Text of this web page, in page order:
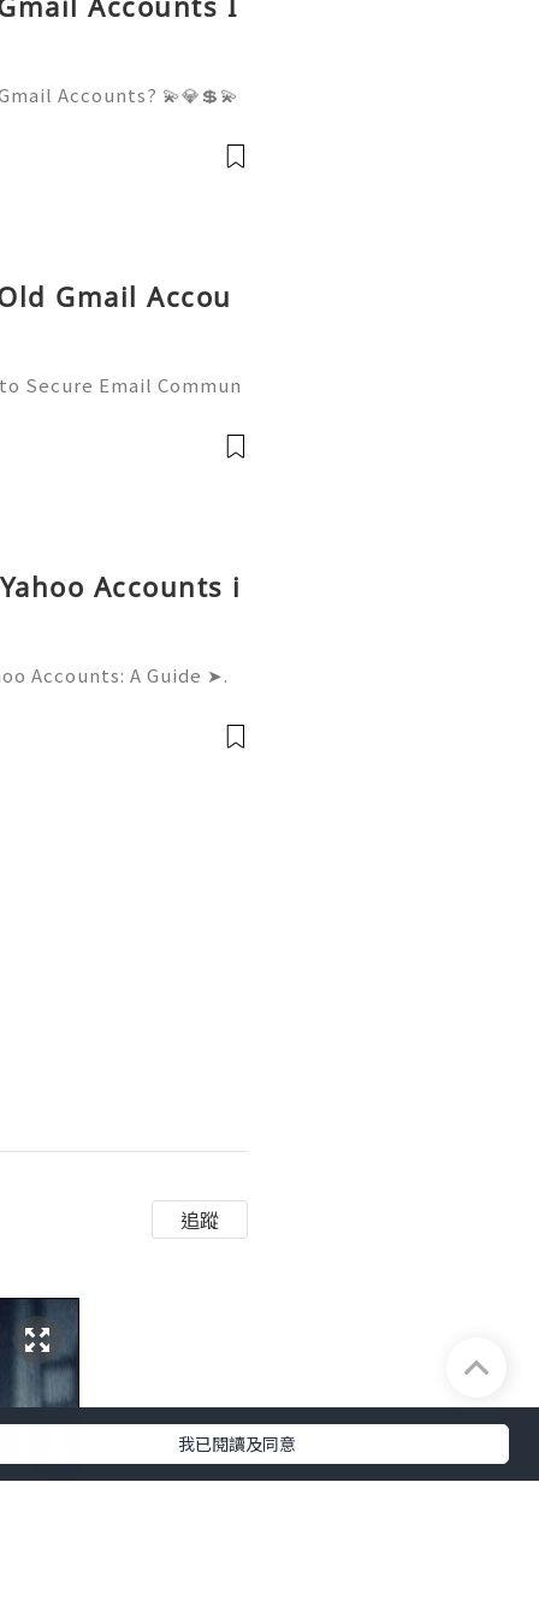
Accounts? 💫💎💲💫
@usadigi
💫💎💲💫🌐✨💎Em
Gmail Accou
Secure Email Commun
💫💎💲💫🌐✨💎What
Accounts i
Accounts: A Guide ➤.
追蹤
我已閱讀及同意